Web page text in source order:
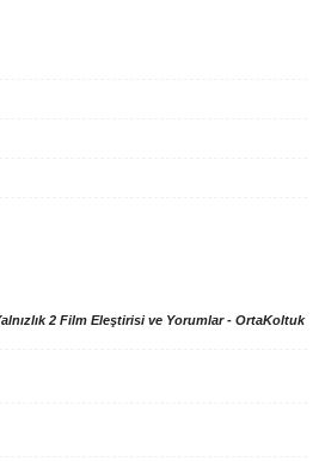
2 Film Eleştirisi ve Yorumlar - OrtaKoltuk